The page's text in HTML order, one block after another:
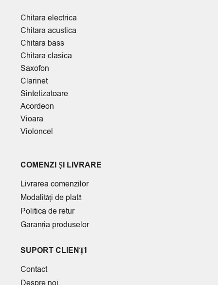
Chitara electrica
Chitara acustica
Chitara bass
Chitara clasica
Saxofon
Clarinet
Sintetizatoare
Acordeon
Vioara
Violoncel
COMENZI ȘI LIVRARE
Livrarea comenzilor
Modalități de plată
Politica de retur
Garanția produselor
SUPORT CLIENȚI
Contact
Despre noi